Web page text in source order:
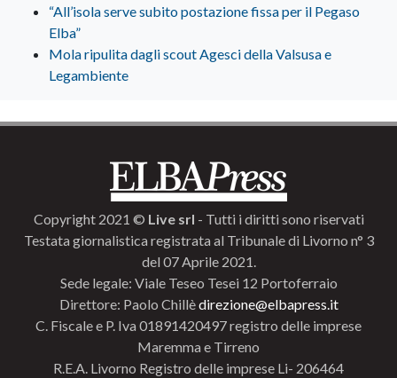
“All’isola serve subito postazione fissa per il Pegaso
Elba”
Mola ripulita dagli scout Agesci della Valsusa e
Legambiente
Copyright 2021 © Live srl - Tutti i diritti sono riservati
Testata giornalistica registrata al Tribunale di Livorno n° 3
del 07 Aprile 2021.
Sede legale: Viale Teseo Tesei 12 Portoferraio
Direttore: Paolo Chillèdirezione@elbapress.it
C. Fiscale e P. Iva 01891420497 registro delle imprese
Maremma e Tirreno
R.E.A. Livorno Registro delle imprese Li- 206464